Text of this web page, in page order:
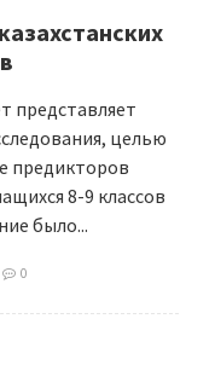
представляет
целью
предикторов
8-9 классов
было...
0